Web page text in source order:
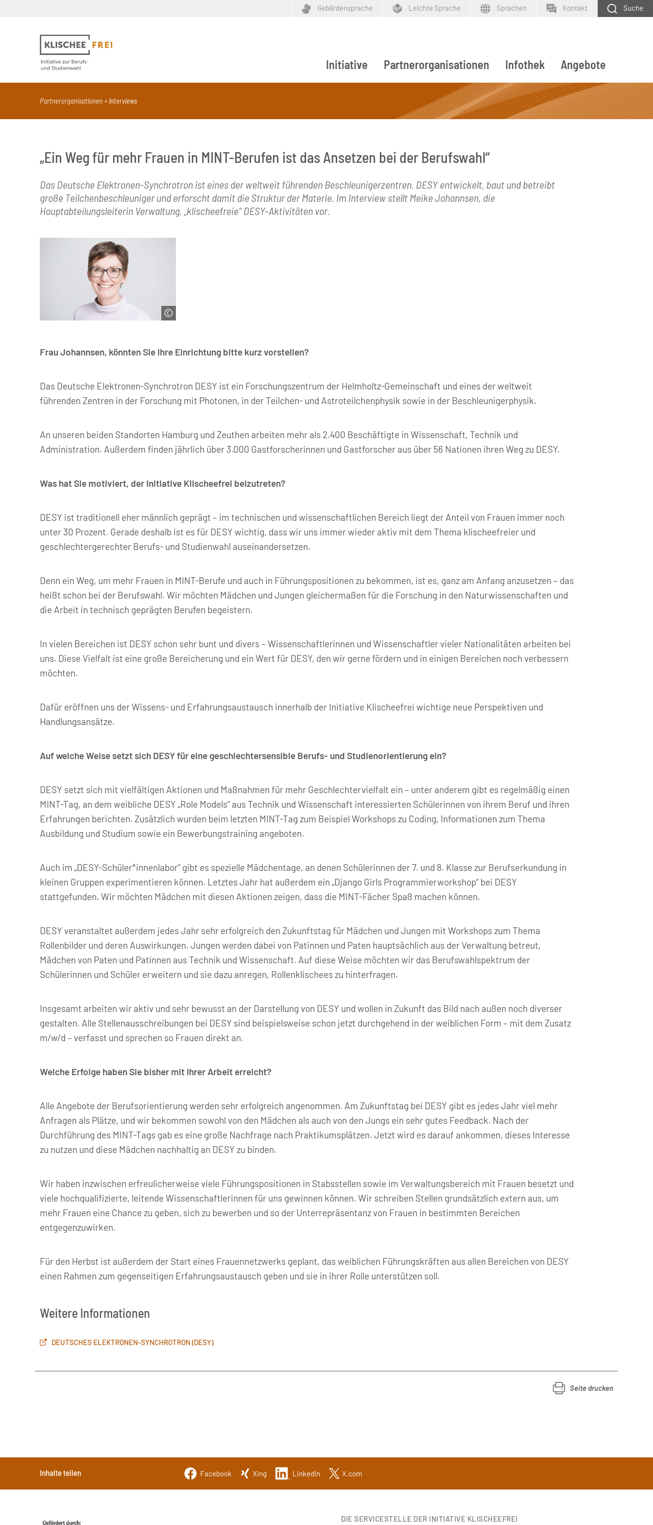
Gebärdensprache Leichte Sprache Sprachen Kontakt Suche
Suchbegriff
SUCHEN
Initiative Partnerorganisationen Infothek Angebote
Partnerorganisationen Interviews
„Ein Weg für mehr Frauen in MINT-Berufen ist das Ansetzen bei der Berufswahl“
Das Deutsche Elektronen-Synchrotron ist eines der weltweit führenden Beschleunigerzentren. DESY entwickelt, baut und betreibt
große Teilchenbeschleuniger und erforscht damit die Struktur der Materie. Im Interview stellt Meike Johannsen, die
Hauptabteilungsleiterin Verwaltung, „klischeefreie“ DESY-Aktivitäten vor.
Frau Johannsen, könnten Sie Ihre Einrichtung bitte kurz vorstellen?
Das Deutsche Elektronen-Synchrotron DESY ist ein Forschungszentrum der Helmholtz-Gemeinschaft und eines der weltweit
führenden Zentren in der Forschung mit Photonen, in der Teilchen- und Astroteilchenphysik sowie in der Beschleunigerphysik.
An unseren beiden Standorten Hamburg und Zeuthen arbeiten mehr als 2.400 Beschäftigte in Wissenschaft, Technik und
Administration. Außerdem finden jährlich über 3.000 Gastforscherinnen und Gastforscher aus über 56 Nationen ihren Weg zu DESY.
Was hat Sie motiviert, der Initiative Klischeefrei beizutreten?
DESY ist traditionell eher männlich geprägt – im technischen und wissenschaftlichen Bereich liegt der Anteil von Frauen immer noch
unter 30 Prozent. Gerade deshalb ist es für DESY wichtig, dass wir uns immer wieder aktiv mit dem Thema klischeefreier und
geschlechtergerechter Berufs- und Studienwahl auseinandersetzen.
Denn ein Weg, um mehr Frauen in MINT-Berufe und auch in Führungspositionen zu bekommen, ist es, ganz am Anfang anzusetzen – das
heißt schon bei der Berufswahl. Wir möchten Mädchen und Jungen gleichermaßen für die Forschung in den Naturwissenschaften und
die Arbeit in technisch geprägten Berufen begeistern.
In vielen Bereichen ist DESY schon sehr bunt und divers – Wissenschaftlerinnen und Wissenschaftler vieler Nationalitäten arbeiten bei
uns. Diese Vielfalt ist eine große Bereicherung und ein Wert für DESY, den wir gerne fördern und in einigen Bereichen noch verbessern
möchten.
Dafür eröffnen uns der Wissens- und Erfahrungsaustausch innerhalb der Initiative Klischeefrei wichtige neue Perspektiven und
Handlungsansätze.
Auf welche Weise setzt sich DESY für eine geschlechtersensible Berufs- und Studienorientierung ein?
DESY setzt sich mit vielfältigen Aktionen und Maßnahmen für mehr Geschlechtervielfalt ein – unter anderem gibt es regelmäßig einen
MINT-Tag, an dem weibliche DESY „Role Models“ aus Technik und Wissenschaft interessierten Schülerinnen von ihrem Beruf und ihren
Erfahrungen berichten. Zusätzlich wurden beim letzten MINT-Tag zum Beispiel Workshops zu Coding, Informationen zum Thema
Ausbildung und Studium sowie ein Bewerbungstraining angeboten.
Auch im „DESY-Schüler*innenlabor“ gibt es spezielle Mädchentage, an denen Schülerinnen der 7. und 8. Klasse zur Berufserkundung in
kleinen Gruppen experimentieren können. Letztes Jahr hat außerdem ein „Django Girls Programmierworkshop“ bei DESY
stattgefunden. Wir möchten Mädchen mit diesen Aktionen zeigen, dass die MINT-Fächer Spaß machen können.
DESY veranstaltet außerdem jedes Jahr sehr erfolgreich den Zukunftstag für Mädchen und Jungen mit Workshops zum Thema
Rollenbilder und deren Auswirkungen. Jungen werden dabei von Patinnen und Paten hauptsächlich aus der Verwaltung betreut,
Mädchen von Paten und Patinnen aus Technik und Wissenschaft. Auf diese Weise möchten wir das Berufswahlspektrum der
Schülerinnen und Schüler erweitern und sie dazu anregen, Rollenklischees zu hinterfragen.
Insgesamt arbeiten wir aktiv und sehr bewusst an der Darstellung von DESY und wollen in Zukunft das Bild nach außen noch diverser
gestalten. Alle Stellenausschreibungen bei DESY sind beispielsweise schon jetzt durchgehend in der weiblichen Form – mit dem Zusatz
m/w/d – verfasst und sprechen so Frauen direkt an.
Welche Erfolge haben Sie bisher mit Ihrer Arbeit erreicht?
Alle Angebote der Berufsorientierung werden sehr erfolgreich angenommen. Am Zukunftstag bei DESY gibt es jedes Jahr viel mehr
Anfragen als Plätze, und wir bekommen sowohl von den Mädchen als auch von den Jungs ein sehr gutes Feedback. Nach der
Durchführung des MINT-Tags gab es eine große Nachfrage nach Praktikumsplätzen. Jetzt wird es darauf ankommen, dieses Interesse
zu nutzen und diese Mädchen nachhaltig an DESY zu binden.
Wir haben inzwischen erfreulicherweise viele Führungspositionen in Stabsstellen sowie im Verwaltungsbereich mit Frauen besetzt und
viele hochqualifizierte, leitende Wissenschaftlerinnen für uns gewinnen können. Wir schreiben Stellen grundsätzlich extern aus, um
mehr Frauen eine Chance zu geben, sich zu bewerben und so der Unterrepräsentanz von Frauen in bestimmten Bereichen
entgegenzuwirken.
Für den Herbst ist außerdem der Start eines Frauennetzwerks geplant, das weiblichen Führungskräften aus allen Bereichen von DESY
einen Rahmen zum gegenseitigen Erfahrungsaustausch geben und sie in ihrer Rolle unterstützen soll.
Weitere Informationen
DEUTSCHES ELEKTRONEN-SYNCHROTRON (DESY)
Seite drucken
Inhalte teilen Facebook Xing LinkedIn X.com
DIE SERVICESTELLE DER INITIATIVE KLISCHEEFREI